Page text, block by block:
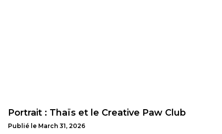
Portrait : Thaïs et le Creative Paw Club
Publié le March 31, 2026